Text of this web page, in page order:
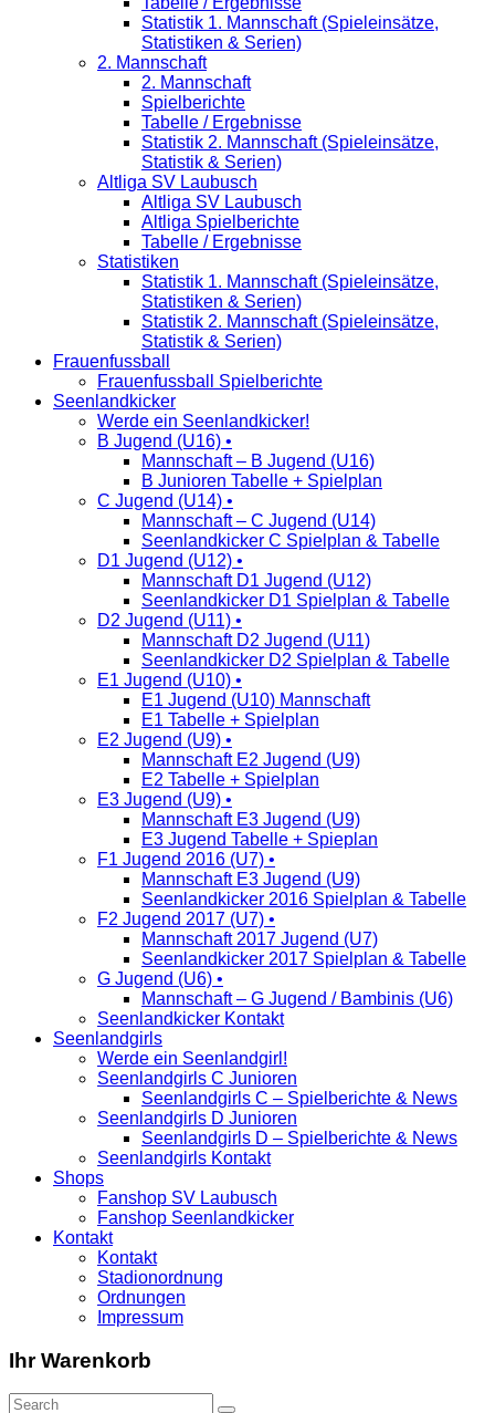
Statistik 1. Mannschaft (Spieleinsätze,
Statistiken & Serien)
2. Mannschaft
2. Mannschaft
Spielberichte
Tabelle / Ergebnisse
Statistik 2. Mannschaft (Spieleinsätze,
Statistik & Serien)
Altliga SV Laubusch
Altliga SV Laubusch
Altliga Spielberichte
Tabelle / Ergebnisse
Statistiken
Statistik 1. Mannschaft (Spieleinsätze,
Statistiken & Serien)
Statistik 2. Mannschaft (Spieleinsätze,
Statistik & Serien)
Frauenfussball
Frauenfussball Spielberichte
Seenlandkicker
Werde ein Seenlandkicker!
B Jugend (U16) •
Mannschaft – B Jugend (U16)
B Junioren Tabelle + Spielplan
C Jugend (U14) •
Mannschaft – C Jugend (U14)
Seenlandkicker C Spielplan & Tabelle
D1 Jugend (U12) •
Mannschaft D1 Jugend (U12)
Seenlandkicker D1 Spielplan & Tabelle
D2 Jugend (U11) •
Mannschaft D2 Jugend (U11)
Seenlandkicker D2 Spielplan & Tabelle
E1 Jugend (U10) •
E1 Jugend (U10) Mannschaft
E1 Tabelle + Spielplan
E2 Jugend (U9) •
Mannschaft E2 Jugend (U9)
E2 Tabelle + Spielplan
E3 Jugend (U9) •
Mannschaft E3 Jugend (U9)
E3 Jugend Tabelle + Spieplan
F1 Jugend 2016 (U7) •
Mannschaft E3 Jugend (U9)
Seenlandkicker 2016 Spielplan & Tabelle
F2 Jugend 2017 (U7) •
Mannschaft 2017 Jugend (U7)
Seenlandkicker 2017 Spielplan & Tabelle
G Jugend (U6) •
Mannschaft – G Jugend / Bambinis (U6)
Seenlandkicker Kontakt
Seenlandgirls
Werde ein Seenlandgirl!
Seenlandgirls C Junioren
Seenlandgirls C – Spielberichte & News
Seenlandgirls D Junioren
Seenlandgirls D – Spielberichte & News
Seenlandgirls Kontakt
Shops
Fanshop SV Laubusch
Fanshop Seenlandkicker
Kontakt
Kontakt
Stadionordnung
Ordnungen
Impressum
Ihr Warenkorb